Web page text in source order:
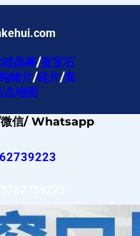
晶棒/蓝宝石
锗片/硅片/高
点地图
微信/ Whatsapp